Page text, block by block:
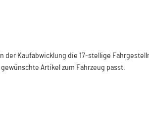
der Kaufabwicklung die 17-stellige
Artikel zum Fahrzeug passt.